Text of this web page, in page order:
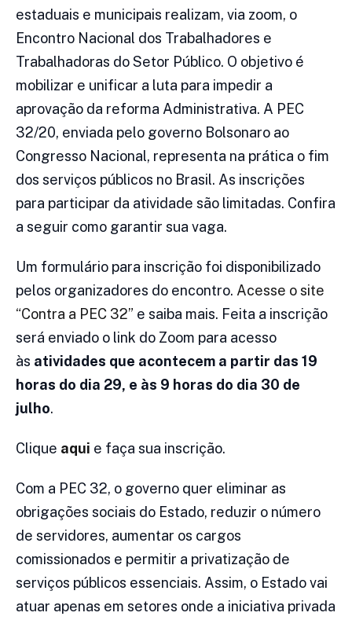
estaduais e municipais realizam, via zoom, o
Encontro Nacional dos Trabalhadores e
Trabalhadoras do Setor Público. O objetivo é
mobilizar e unificar a luta para impedir a
aprovação da reforma Administrativa. A PEC
32/20, enviada pelo governo Bolsonaro ao
Congresso Nacional, representa na prática o fim
dos serviços públicos no Brasil. As inscrições
para participar da atividade são limitadas. Confira
a seguir como garantir sua vaga.
Um formulário para inscrição foi disponibilizado
pelos organizadores do encontro. Acesse o site
“Contra a PEC 32” e saiba mais. Feita a inscrição
será enviado o link do Zoom para acesso
às atividades que acontecem a partir das 19
horas do dia 29, e às 9 horas do dia 30 de
julho.
Clique aqui e faça sua inscrição.
Com a PEC 32, o governo quer eliminar as
obrigações sociais do Estado, reduzir o número
de servidores, aumentar os cargos
comissionados e permitir a privatização de
serviços públicos essenciais. Assim, o Estado vai
atuar apenas em setores onde a iniciativa privada